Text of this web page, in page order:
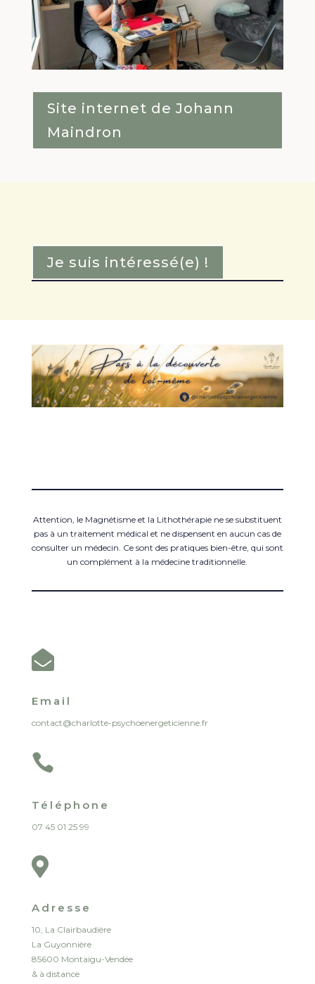
Site internet de Johann
Maindron
Je suis intéressé(e) !
Attention, le Magnétisme et la Lithothérapie ne se substituent
pas à un traitement médical et ne dispensent en aucun cas de
consulter un médecin. Ce sont des pratiques bien-être, qui sont
un complément à la médecine traditionnelle.

Email
contact@charlotte-psychoenergeticienne.fr

Téléphone
07 45 01 25 99

Adresse
10, La Clairbaudière
La Guyonnière
85600 Montaigu-Vendée
& à distance